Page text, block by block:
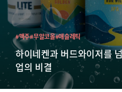
하이네켄과 버드와이저를
업의 비결
#맥주#무알코올#애슬레틱